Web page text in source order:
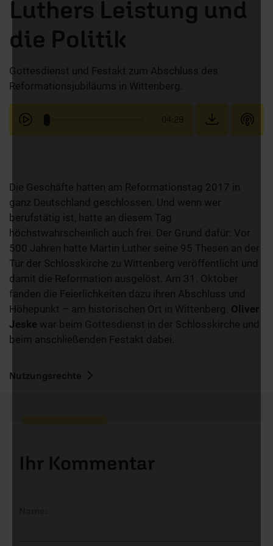
Luthers Leistung und
die Politik
Gottesdienst und Festakt zum Abschluss des
Reformationsjubiläums in Wittenberg.
04:29
Die Geschäfte hatten am Reformationstag 2017 in
ganz Deutschland geschlossen. Und wenn wer
berufstätig ist, hatte an diesem Tag
höchstwahrscheinlich auch frei. Der Grund dafür: Vor
500 Jahren hatte Martin Luther seine 95 Thesen an der
Tür der Schlosskirche zu Wittenberg veröffentlicht und
damit die Reformation ausgelöst. Am 31. Oktober
fanden die Feierlichkeiten dazu ihren Abschluss und
Höhepunkt – am historischen Ort in Wittenberg. Oliver
Jeske war beim Gottesdienst in der Schlosskirche und
beim anschließenden Festakt dabei.
Nutzungsrechte
Ihr Kommentar